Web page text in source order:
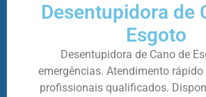
Desentupidora de
Esgoto
Desentupidora de Cano de
emergências. Atendimento rápido
profissionais qualificados.